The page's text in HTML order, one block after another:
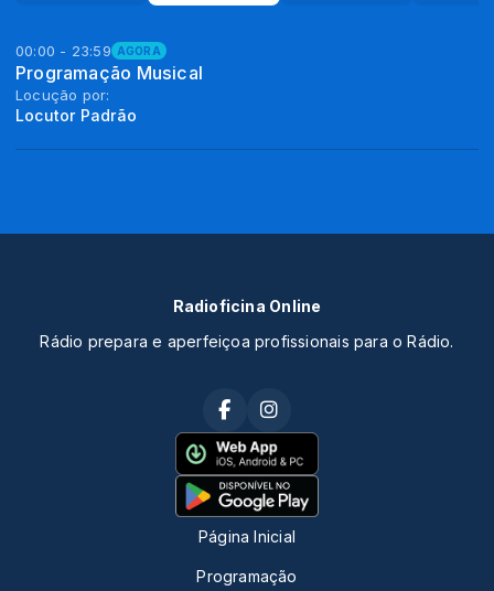
00:00 - 23:59 AGORA
Programação Musical
Locução por:
Locutor Padrão
Radioficina Online
Rádio prepara e aperfeiçoa profissionais para o Rádio.
Página Inicial
Programação